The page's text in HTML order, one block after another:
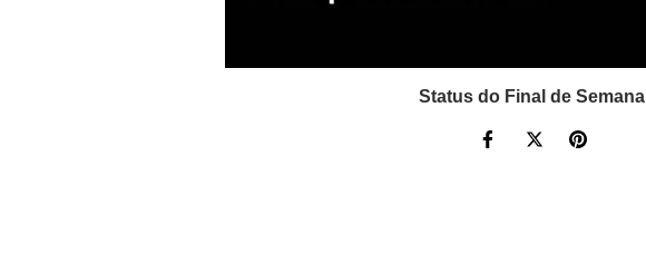
Status do Final de Semana